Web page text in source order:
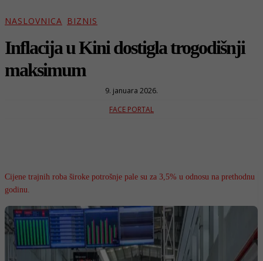
NASLOVNICA BIZNIS
Inflacija u Kini dostigla trogodišnji
maksimum
9. januara 2026.
FACE PORTAL
Cijene trajnih roba široke potrošnje pale su za 3,5% u odnosu na prethodnu
godinu.